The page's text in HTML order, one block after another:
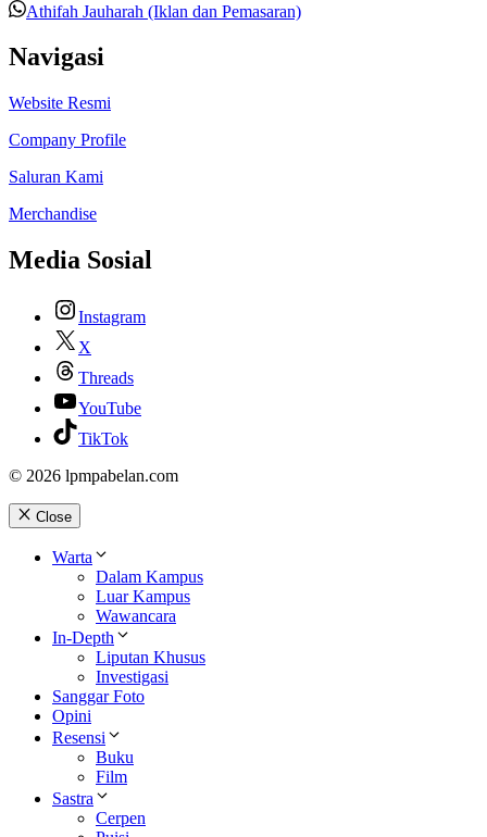
Athifah Jauharah (Iklan dan Pemasaran)
Navigasi
Website Resmi
Company Profile
Saluran Kami
Merchandise
Media Sosial
Instagram
X
Threads
YouTube
TikTok
© 2026 lpmpabelan.com
Close
Warta
Dalam Kampus
Luar Kampus
Wawancara
In-Depth
Liputan Khusus
Investigasi
Sanggar Foto
Opini
Resensi
Buku
Film
Sastra
Cerpen